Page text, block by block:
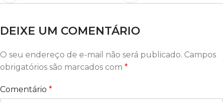
DEIXE UM COMENTÁRIO
O seu endereço de e-mail não será publicado. Campos
obrigatórios são marcados com *
Comentário *